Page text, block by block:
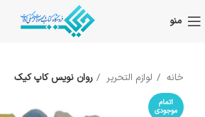
منو
خانه لوازم التحریر روان نویس کاپ کیک
اتمام
موجودی